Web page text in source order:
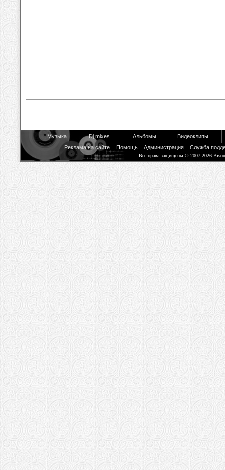
Музыка Dj mixes Альбомы
Видеоклипы
Реклама на сайте
Помощь Администрация Служба
Все права защищены © 2007-2026